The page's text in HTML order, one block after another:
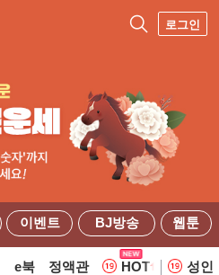
로그인
이벤트 BJ방송 웹툰
e북 정액관 HOT 웹
성인